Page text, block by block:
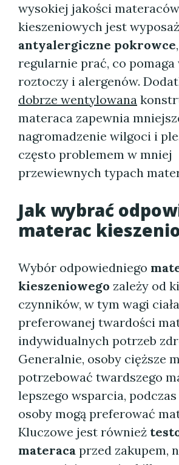
wysokiej jakości materaców
kieszeniowych jest
antyalergiczne pokrowce
regularnie prać, co
roztoczy i alergenów.
dobrze wentylowana
materaca zapewnia
nagromadzenie wilgoci i
często problemem w mniej
przewiewnych typach
Jak wybrać
materac
Wybór odpowiedniego
kieszeniowego zależy od
czynników, w tym wagi
preferowanej twardości
indywidualnych potrzeb
Generalnie, osoby cięższe
potrzebować twardszego
lepszego wsparcia,
osoby mogą preferować
Kluczowe jest również
materaca przed zakupem,